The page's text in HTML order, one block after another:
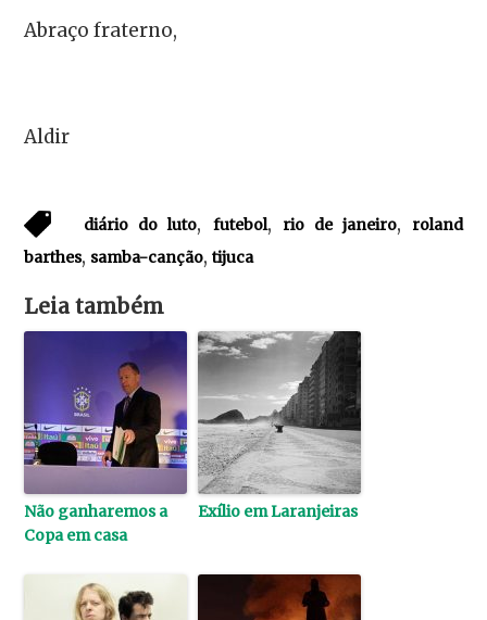
Abraço fraterno,
Aldir
diário do luto, futebol, rio de janeiro,
roland
barthes, samba-canção,tijuca
Leia também
Não ganharemos a
Copa em casa
Exílio em Laranjeiras